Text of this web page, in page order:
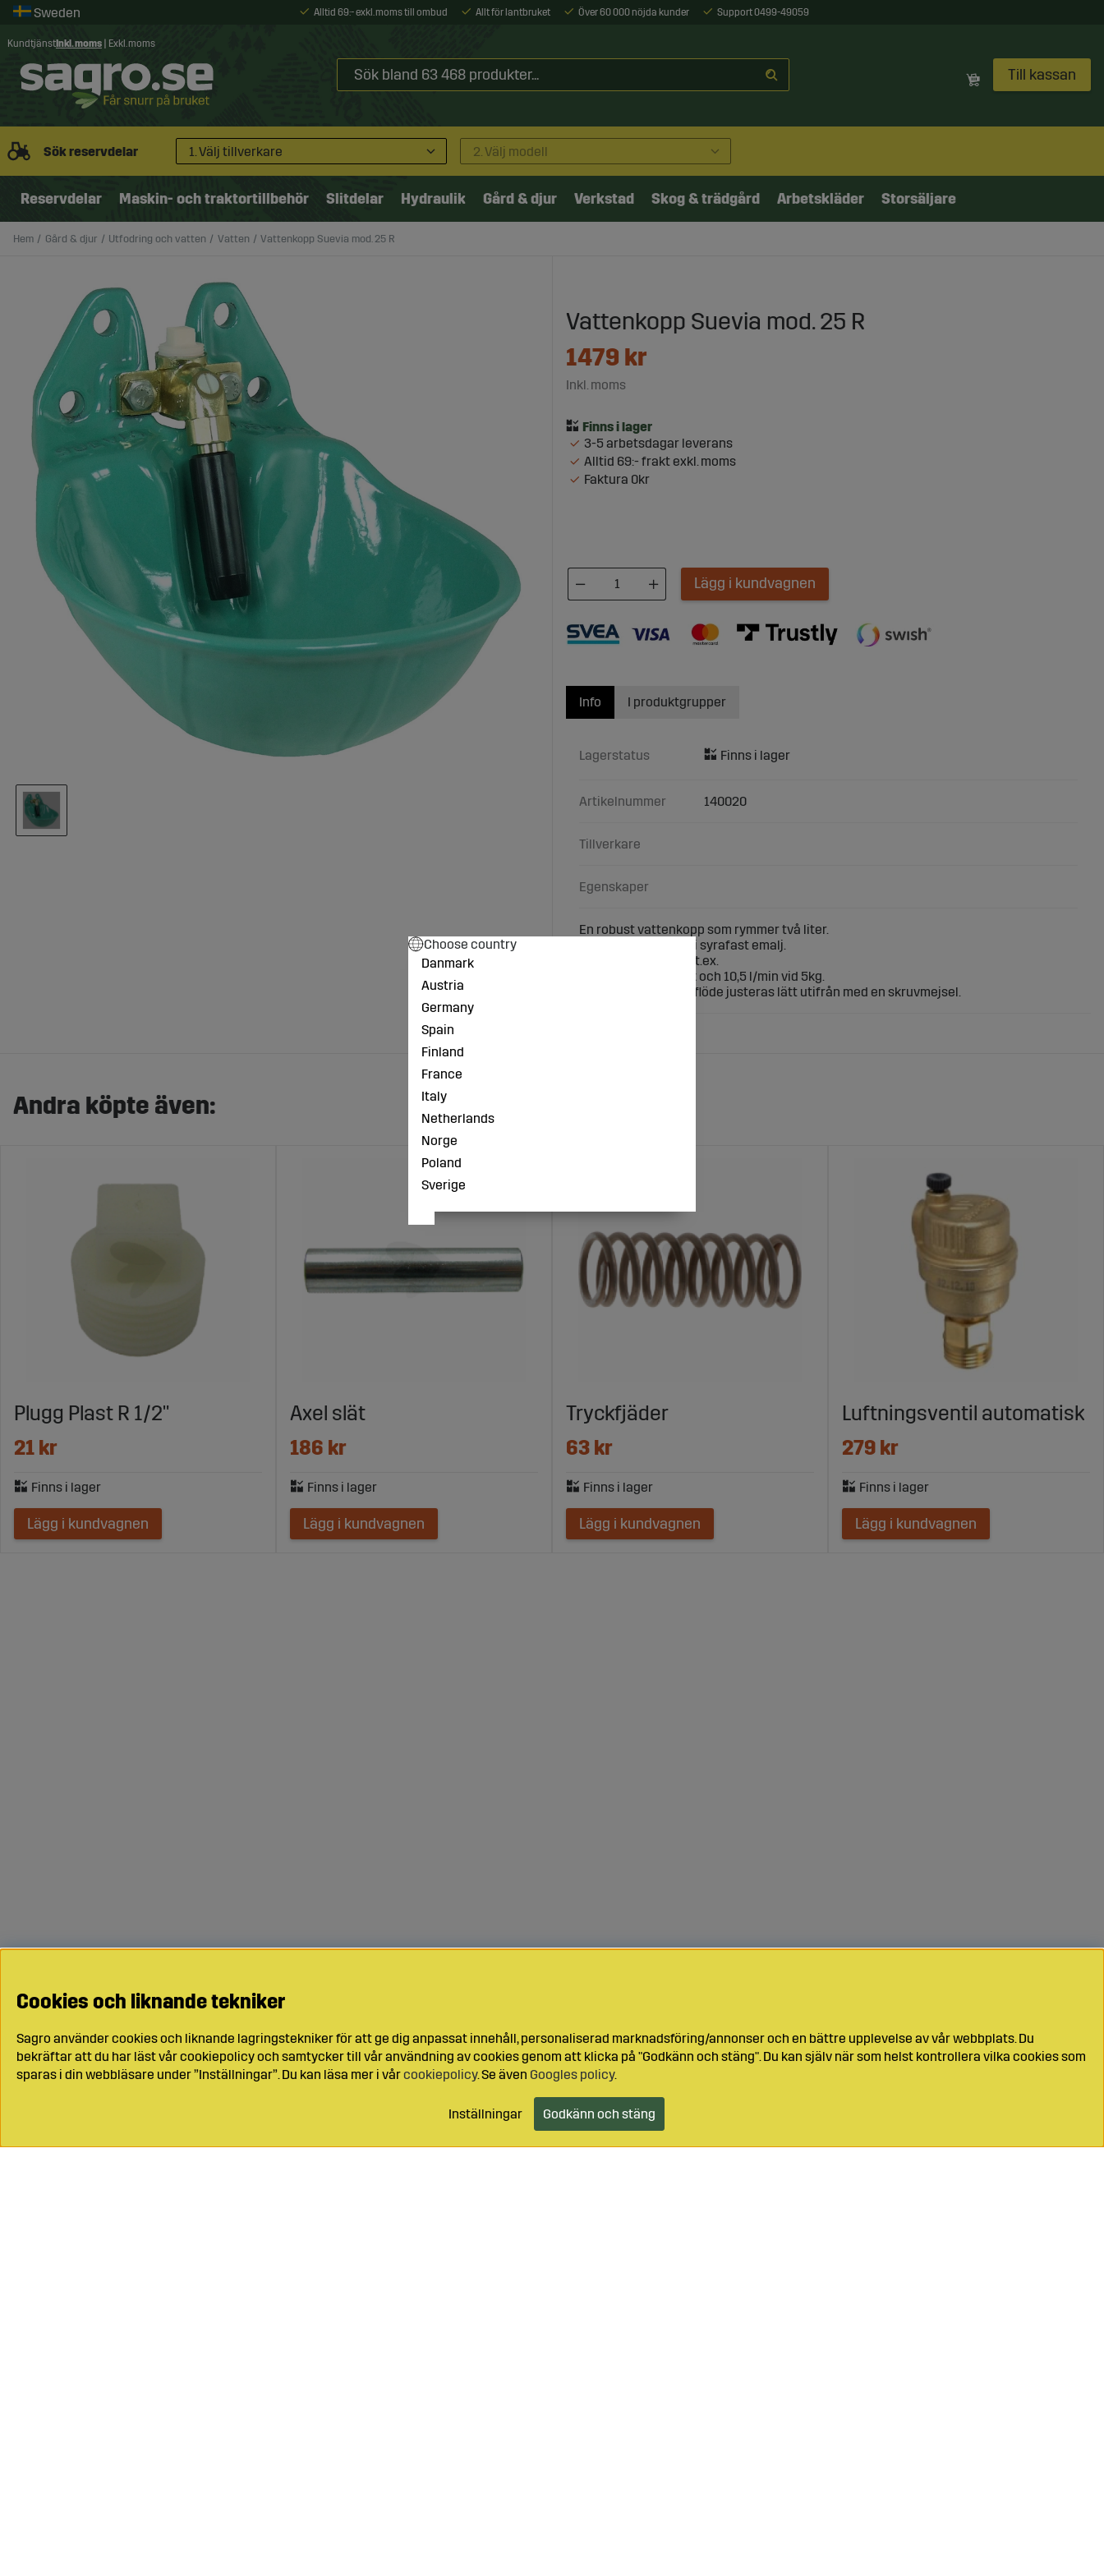
Alltid 69:- exkl. moms till ombud Allt för lantbruket Över 60 000 nöjda kunder Support 0499-49059
Kundtjänst Inkl. moms Exkl. moms
Till kassan
Sök reservdelar 1. Välj tillverkare 2. Välj modell
Reservdelar Maskin- och traktortillbehör Slitdelar Hydraulik Gård & djur Verkstad Skog & trädgård Arbetskläder Storsäljare
Hem Gård & djur Utfodring och vatten Vatten Vattenkopp Suevia mod. 25 R
Vattenkopp Suevia mod. 25 R
1479 kr
Inkl. moms
3-5 arbetsdagar leverans
Alltid 69:- frakt exkl. moms
Faktura 0kr
Lägg i kundvagnen
Info
Lagerstatus
Artikelnummer 140020
Tillverkare
Egenskaper
En robust vattenkopp som rymmer två liter.
Helt grönemaljerad i syrafast emalj.
Ställbar vattengiva, t.ex.
7 l/min vid 3 kg tryck och 10,5 l/min vid 5kg.
Rörventilens vattenflöde justeras lätt utifrån med en skruvmejsel.
I produktgrupper
Andra köpte även:
Plugg Plast R 1/2"
21 kr
Lägg i kundvagnen
Axel slät
186 kr
Lägg i kundvagnen
Tryckfjäder
63 kr
Lägg i kundvagnen
Luftningsventil automatisk
279 kr
Lägg i kundvagnen
Cookies och liknande tekniker
Sagro använder cookies och liknande lagringstekniker för att ge dig anpassat innehåll, personaliserad marknadsföring/annonser och en bättre upplevelse av vår webbplats. Du
bekräftar att du har läst vår cookiepolicy och samtycker till vår användning av cookies genom att klicka på "Godkänn och stäng". Du kan själv när som helst kontrollera vilka cookies som
sparas i din webbläsare under ”Inställningar”. Du kan läsa mer i vårcookiepolicy. Se även Googles policy.
Inställningar Godkänn och stäng
Choose country
Danmark
Austria
Germany
Spain
Finland
France
Italy
Netherlands
Norge
Poland
Sverige